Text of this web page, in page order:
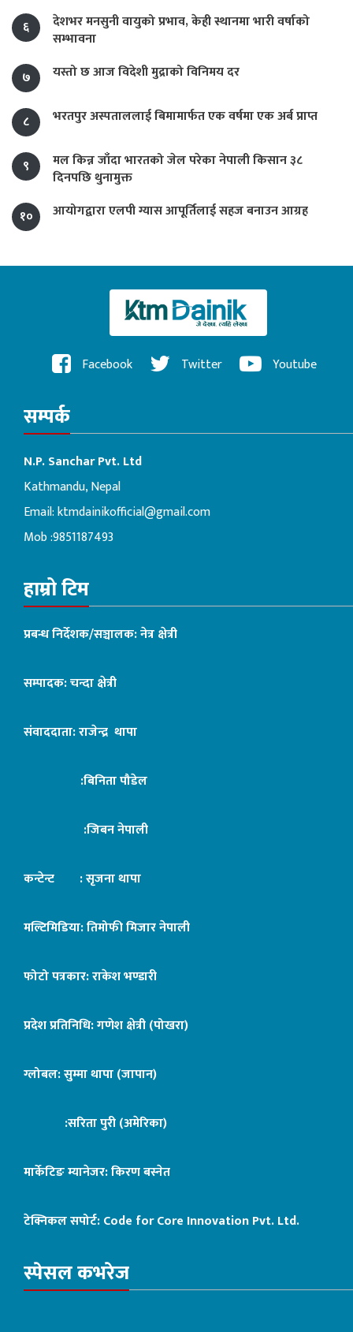
६
देशभर मनसुनी वायुको प्रभाव, केही स्थानमा भारी वर्षाको
सम्भावना
७
यस्तो छ आज विदेशी मुद्राको विनिमय दर
८ भरतपुर अस्पताललाई बिमामार्फत एक वर्षमा एक अर्ब प्राप्त
९
मल किन्न जाँदा भारतको जेल परेका नेपाली किसान ३८
दिनपछि थुनामुक्त
१०
आयोगद्वारा एलपी ग्यास आपूर्तिलाई सहज बनाउन आग्रह
Facebook Twitter Youtube
सम्पर्क
N.P. Sanchar Pvt. Ltd
Kathmandu, Nepal
Email:ktmdainikofficial@gmail.com
Mob :9851187493
हाम्रो टिम
प्रबन्ध निर्देशक/सञ्चालक: नेत्र क्षेत्री
सम्पादक: चन्दा क्षेत्री
संवाददाता: राजेन्द्र थापा
:बिनिता पौडेल
:जिबन नेपाली
कन्टेन्ट : सृजना थापा
मल्टिमिडिया: तिमोफी मिजार नेपाली
फोटो पत्रकार: राकेश भण्डारी
प्रदेश प्रतिनिधि: गणेश क्षेत्री (पोखरा)
ग्लोबल: सुम्मा थापा (जापान)
:सरिता पुरी (अमेरिका)
मार्केटिङ म्यानेजर: किरण बस्नेत
टेक्निकल सपोर्ट:Code for Core Innovation Pvt. Ltd.
स्पेसल कभरेज